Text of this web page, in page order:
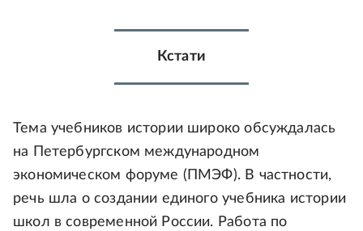
Кстати
Тема учебников истории широко обсуждалась
на Петербургском международном
экономическом форуме (ПМЭФ). В частности,
речь шла о создании единого учебника истории
школ в современной России. Работа по